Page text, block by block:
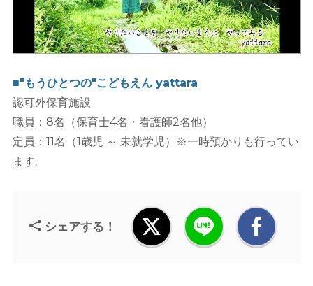
■"もうひとつの"こどもえん yattara
認可外保育施設
職員：8名（保育士4名・看護師2名他）
定員：11名（1歳児 ～ 未就学児）※一時預かりも行ってい
ます。
シェアする！